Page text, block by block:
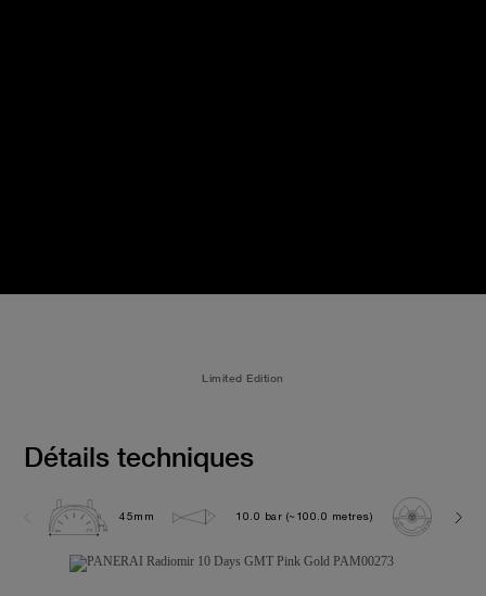
Limited Edition
Détails techniques
45mm 10.0 bar (~100.0 metres)